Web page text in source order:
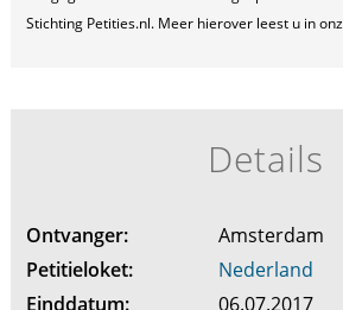
Stichting Petities.nl. Meer hierover leest u in
Details
Ontvanger:
Amsterdam
Petitieloket:
Nederland
Einddatum:
06.07.2017